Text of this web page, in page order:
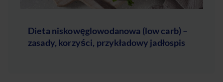
Dieta niskowęglowodanowa (low carb) –
zasady, korzyści, przykładowy jadłospis